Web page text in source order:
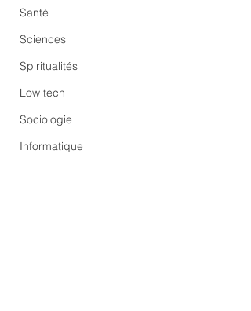
Santé
Sciences
Spiritualités
Low tech
Sociologie
Informatique